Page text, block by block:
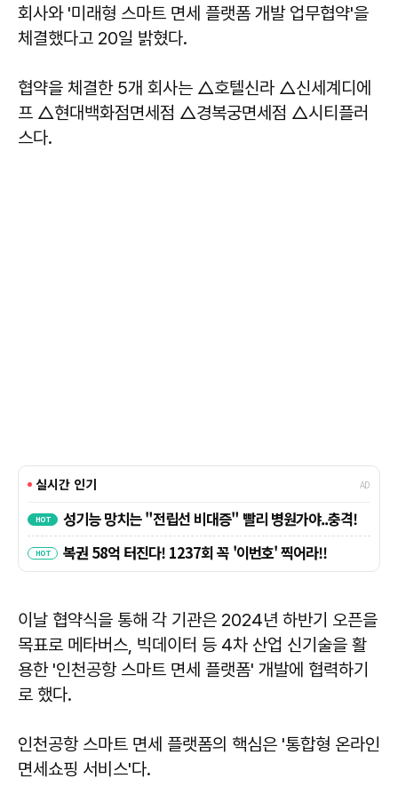
회사와 '미래형 스마트 면세 플랫폼 개발 업무협약'을
체결했다고 20일 밝혔다.
협약을 체결한 5개 회사는 △호텔신라 △신세계디에
프 △현대백화점면세점 △경복궁면세점 △시티플러
스다.
이날 협약식을 통해 각 기관은 2024년 하반기 오픈을
목표로 메타버스, 빅데이터 등 4차 산업 신기술을 활
용한 '인천공항 스마트 면세 플랫폼' 개발에 협력하기
로 했다.
인천공항 스마트 면세 플랫폼의 핵심은 '통합형 온라인
면세쇼핑 서비스'다.